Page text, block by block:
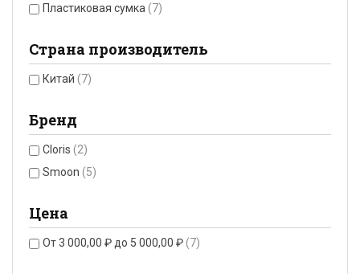
Пластиковая сумка(7)
Страна производитель
Китай (7)
Бренд
Cloris (2)
Smoon (5)
Цена
От 3 000,00 ₽ до 5 000,00 ₽(7)